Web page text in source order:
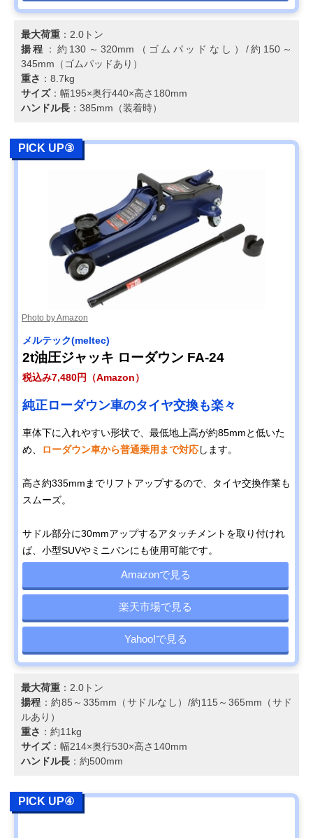
最大荷重 ：2.0トン
揚程
：約130～320mm（ゴムパッドなし）/約150～
345mm（ゴムパッドあり）
重さ ：8.7kg
サイズ：幅195×奥行440×高さ180mm
ハンドル長 ：385mm（装着時）
PICK UP③
Photo by Amazon
メルテック(meltec)
2t油圧ジャッキ ローダウン FA-24
税込み7,480円（Amazon）
純正ローダウン車のタイヤ交換も楽々
車体下に入れやすい形状で、最低地上高が約85mmと低いた
め、
ローダウン車から普通乗用まで対応します。
高さ約335mmまでリフトアップするので、タイヤ交換作業も
スムーズ。
サドル部分に30mmアップするアタッチメントを取り付けれ
ば、小型SUVやミニバンにも使用可能です。
Amazonで見る
楽天市場で見る
Yahoo!で見る
最大荷重 ：2.0トン
揚程 ：約85～335mm（サドルなし）/約115～365mm（サド
ルあり）
重さ ：約11kg
サイズ：幅214×奥行530×高さ140mm
ハンドル長 ：約500mm
PICK UP④